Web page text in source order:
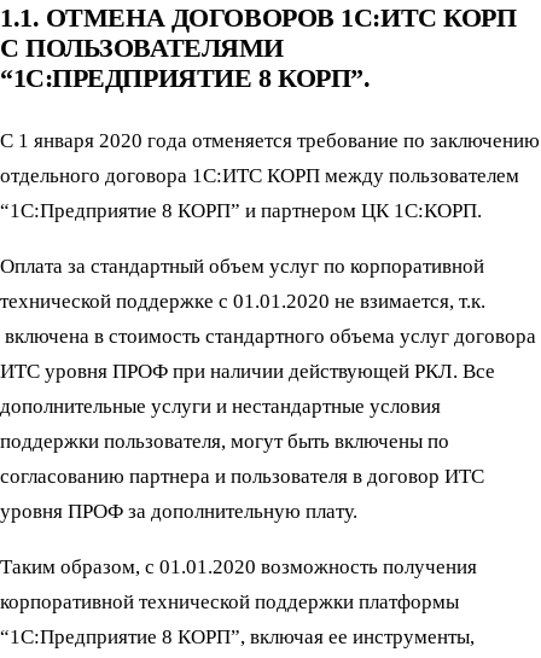
1.1. ОТМЕНА ДОГОВОРОВ 1С:ИТС КОРП
С ПОЛЬЗОВАТЕЛЯМИ
“1С:ПРЕДПРИЯТИЕ 8 КОРП”.
С 1 января 2020 года отменяется требование по заключению
отдельного договора 1С:ИТС КОРП между пользователем
“1С:Предприятие 8 КОРП” и партнером ЦК 1С:КОРП.
Оплата за стандартный объем услуг по корпоративной
технической поддержке с 01.01.2020 не взимается, т.к.
включена в стоимость стандартного объема услуг договора
ИТС уровня ПРОФ при наличии действующей РКЛ. Все
дополнительные услуги и нестандартные условия
поддержки пользователя, могут быть включены по
согласованию партнера и пользователя в договор ИТС
уровня ПРОФ за дополнительную плату.
Таким образом, с 01.01.2020 возможность получения
корпоративной технической поддержки платформы
“1С:Предприятие 8 КОРП”, включая ее инструменты,